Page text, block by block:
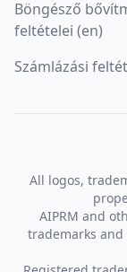
Böngésző
feltételei (en)
Számlázási
All logos,
AIPRM and
trademarks